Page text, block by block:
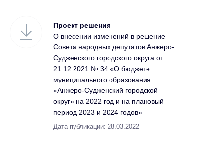
Проект решения
О внесении изменений в решение
Совета народных депутатов Анжеро-
Судженского городского округа от
21.12.2021 № 34 «О бюджете
муниципального образования
«Анжеро-Судженский городской
округ» на 2022 год и на плановый
период 2023 и 2024 годов»
Дата публикации: 28.03.2022